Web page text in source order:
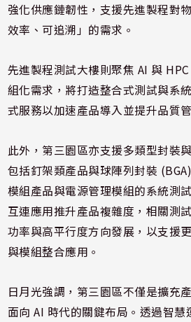
強化供應鏈韌性，支援先進製程對
效率、可追溯」的需求。
先進製程測試大樓則聚焦 AI 與
組化需求，將打造整合式測試與系
式服務以加速產品導入並提升品質
此外，第三園區亦支援多類型封裝
包括釘架類產品與球陣列封裝
模組產品與電源管理模組的系統測
互連應用推升產品複雜度，相關測
功率與高平行度方向發展，以支援
與模組整合應用。
日月光強調，第三園區不僅是擴充
面向 AI 時代的關鍵布局。透過智